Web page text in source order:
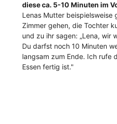
diese ca. 5-10 Minuten im
Lenas Mutter beispielsweise
Zimmer gehen, die Tochter
und zu ihr sagen: „Lena, wir
Du darfst noch 10 Minuten
langsam zum Ende. Ich rufe
Essen fertig ist."